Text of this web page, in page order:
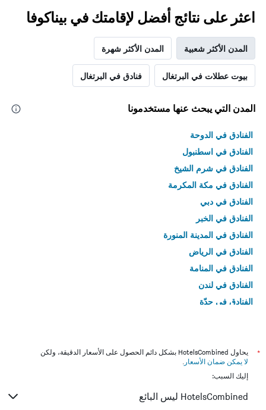
اعثر على نتائج أفضل لإقامتك في بيناكوفا
المدن الأكثر شعبية المدن الأكثر شهرة
بيوت عطلات في البرتغال فنادق في البرتغال
المدن التي يبحث عنها مستخدمونا
الفنادق في الدوحة
الفنادق في اسطنبول
الفنادق في شرم الشيخ
الفنادق في مكة المكرمة
الفنادق في دبي
الفنادق في الخبر
الفنادق في المدينة المنورة
الفنادق في الرياض
الفنادق في المنامة
الفنادق في لندن
الفنادق في جدّة
*
يحاول HotelsCombined بشكل دائم الحصول على الأسعار الدقيقة، ولكن
لا يمكن ضمان الأسعار .
إليك السبب:
HotelsCombined ليس البائع